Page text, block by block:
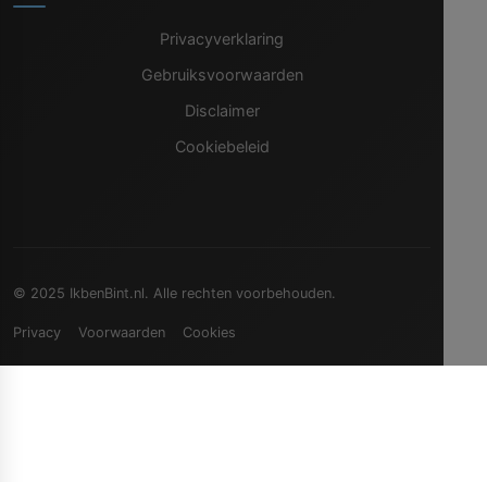
Privacyverklaring
Gebruiksvoorwaarden
Disclaimer
Cookiebeleid
© 2025 IkbenBint.nl. Alle rechten voorbehouden.
Privacy Voorwaarden Cookies